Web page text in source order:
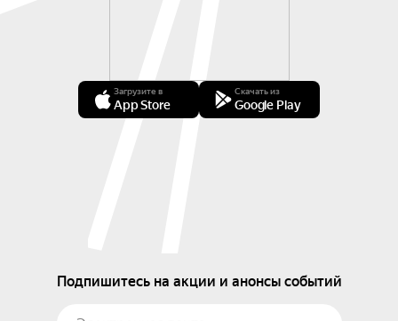
Загрузите в
App Store
Скачать из
Google Play
Подпишитесь на акции и анонсы событий